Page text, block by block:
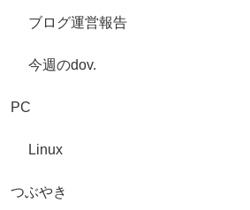
ブログ運営報告
今週のdov.
PC
Linux
つぶやき